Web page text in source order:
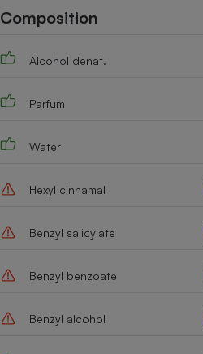
Composition
Alcohol denat.
Parfum
Water
Hexyl cinnamal
Benzyl salicylate
Benzyl benzoate
Benzyl alcohol